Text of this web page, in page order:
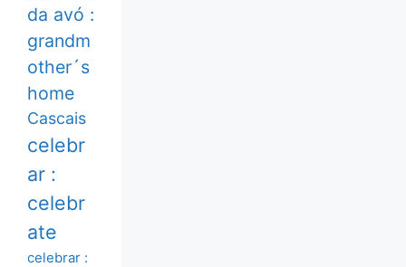
da avó :
grandm
other´s
home
Cascais
celebr
ar :
celebr
ate
celebrar :